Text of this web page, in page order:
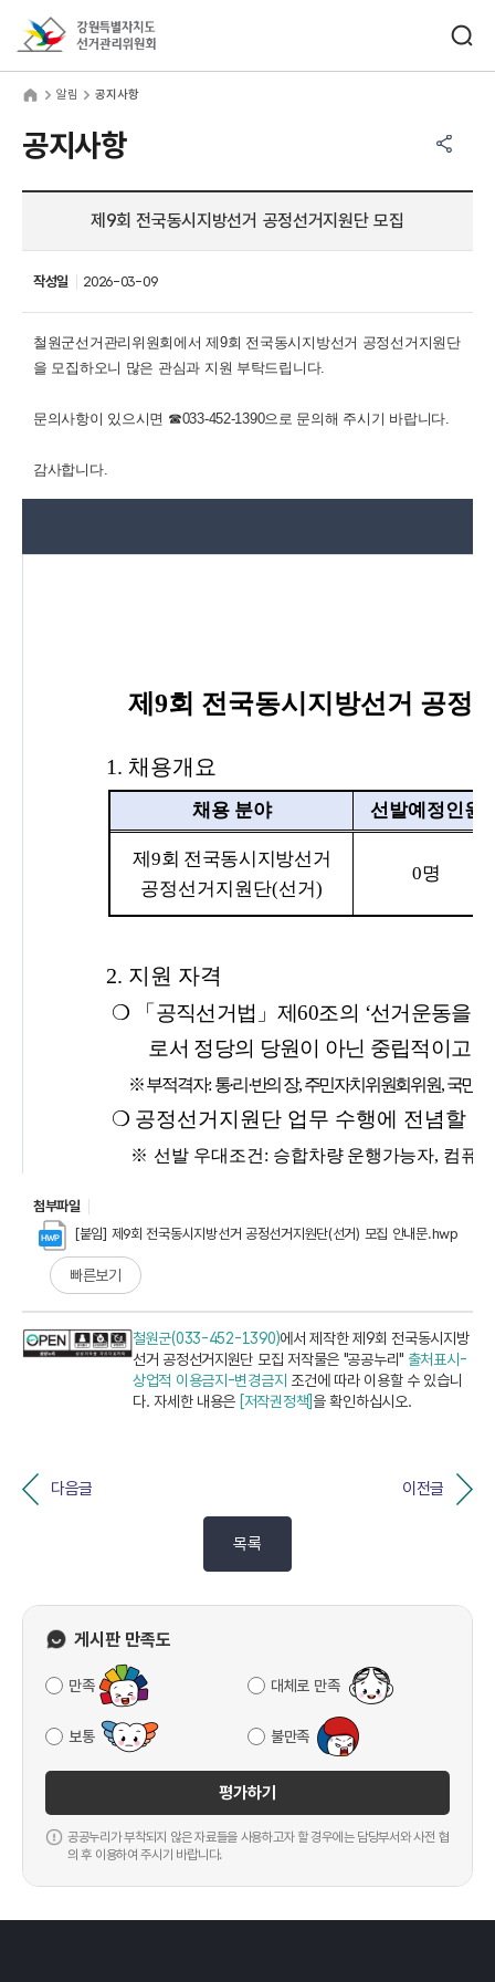
알림 공지사항
공지사항
제9회 전국동시지방선거 공정선거지원단 모집
작성일 2026-03-09
철원군선거관리위원회에서 제9회 전국동시지방선거 공정선거지원단
을 모집하오니 많은 관심과 지원 부탁드립니다.
문의사항이 있으시면 ☎033-452-1390으로 문의해 주시기 바랍니다.
감사합니다.
첨부파일
[붙임] 제9회 전국동시지방선거 공정선거지원단(선거) 모집 안내문.hwp
빠른보기
철원군(033-452-1390)에서 제작한 제9회 전국동시지방
선거 공정선거지원단 모집 저작물은 "공공누리" 출처표시-
상업적 이용금지-변경금지 조건에 따라 이용할 수 있습니
다. 자세한 내용은 [저작권정책]을 확인하십시오.
다음글 이전글
목록
게시판 만족도
만족 대체로 만족
보통 불만족
평가하기
공공누리가 부착되지 않은 자료들을 사용하고자 할 경우에는 담당부서와 사전 협
의 후 이용하여 주시기 바랍니다.